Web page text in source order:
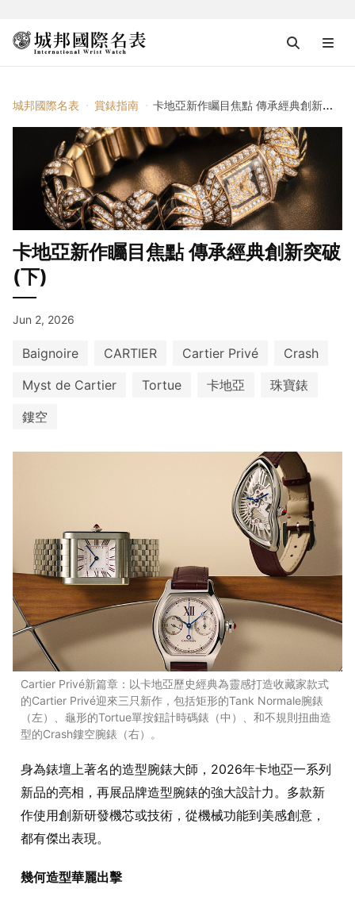
城邦國際名表 賞錶指南 卡地亞新作矚目焦點 傳承經典創新突破(下)
卡地亞新作矚目焦點 傳承經典創新突破
(下)
Jun 2, 2026
Baignoire CARTIER Cartier Privé
Crash
Myst de Cartier
Tortue 卡地亞
珠寶錶
鏤空
Cartier Privé新篇章：以卡地亞歷史經典為靈感打造收藏家款式
的Cartier Privé迎來三只新作，包括矩形的Tank Normale腕錶
（左）、龜形的Tortue單按鈕計時碼錶（中）、和不規則扭曲造
型的Crash鏤空腕錶（右）。
身為錶壇上著名的造型腕錶大師，2026年卡地亞一系列
新品的亮相，再展品牌造型腕錶的強大設計力。多款新
作使用創新研發機芯或技術，從機械功能到美感創意，
都有傑出表現。
幾何造型華麗出擊